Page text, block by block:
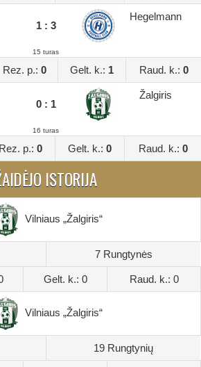
1 : 3
Hegelmann
15 turas
Rez. p.: 0 Gelt. k.: 1 Raud. k.: 0
0 : 1
Žalgiris
16 turas
Rez. p.: 0 Gelt. k.: 0 Raud. k.: 0
ISTORIJA
Vilniaus „Žalgiris“
7 Rungtynės
Gelt. k.: 0 Raud. k.: 0
Vilniaus „Žalgiris“
19 Rungtynių